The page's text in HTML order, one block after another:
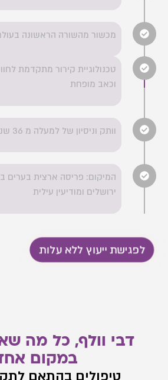
מכשור מהשורה הראשונה
וכאב מופחת
וותק וניסיון של למעלה מ 36 שנה בתחום
המיקום: פריסה ארצית בערים
ירושלים ומודיעין עילית
לפגישת ייעוץ ללא עלות
דבי וולף, כל מה
במקום
טיפולים בהתאם